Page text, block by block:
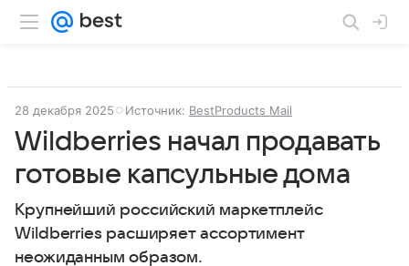
28 декабря 2025 Источник: BestProducts Mail
Wildberries начал продавать
готовые капсульные дома
Крупнейший российский маркетплейс
Wildberries расширяет ассортимент
неожиданным образом.